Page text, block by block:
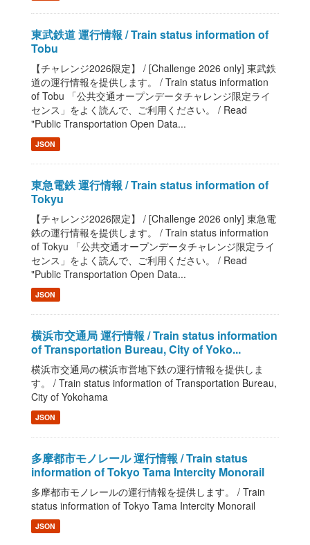
東武鉄道 運行情報 / Train status information of
Tobu
【チャレンジ2026限定】 / [Challenge 2026 only] 東武鉄
道の運行情報を提供します。 / Train status information
of Tobu 「公共交通オープンデータチャレンジ限定ライ
センス」をよく読んで、ご利用ください。 / Read
"Public Transportation Open Data...
JSON
東急電鉄 運行情報 / Train status information of
Tokyu
【チャレンジ2026限定】 / [Challenge 2026 only] 東急電
鉄の運行情報を提供します。 / Train status information
of Tokyu 「公共交通オープンデータチャレンジ限定ライ
センス」をよく読んで、ご利用ください。 / Read
"Public Transportation Open Data...
JSON
横浜市交通局 運行情報 / Train status information
of Transportation Bureau, City of Yoko...
横浜市交通局の横浜市営地下鉄の運行情報を提供しま
す。 / Train status information of Transportation Bureau,
City of Yokohama
JSON
多摩都市モノレール 運行情報 / Train status
information of Tokyo Tama Intercity Monorail
多摩都市モノレールの運行情報を提供します。 / Train
status information of Tokyo Tama Intercity Monorail
JSON